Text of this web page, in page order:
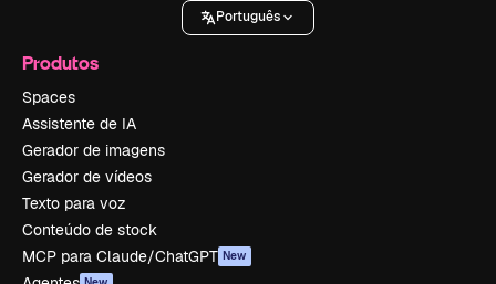
Português
Produtos
Spaces
Assistente de IA
Gerador de imagens
Gerador de vídeos
Texto para voz
Conteúdo de stock
MCP para Claude/ChatGPT New